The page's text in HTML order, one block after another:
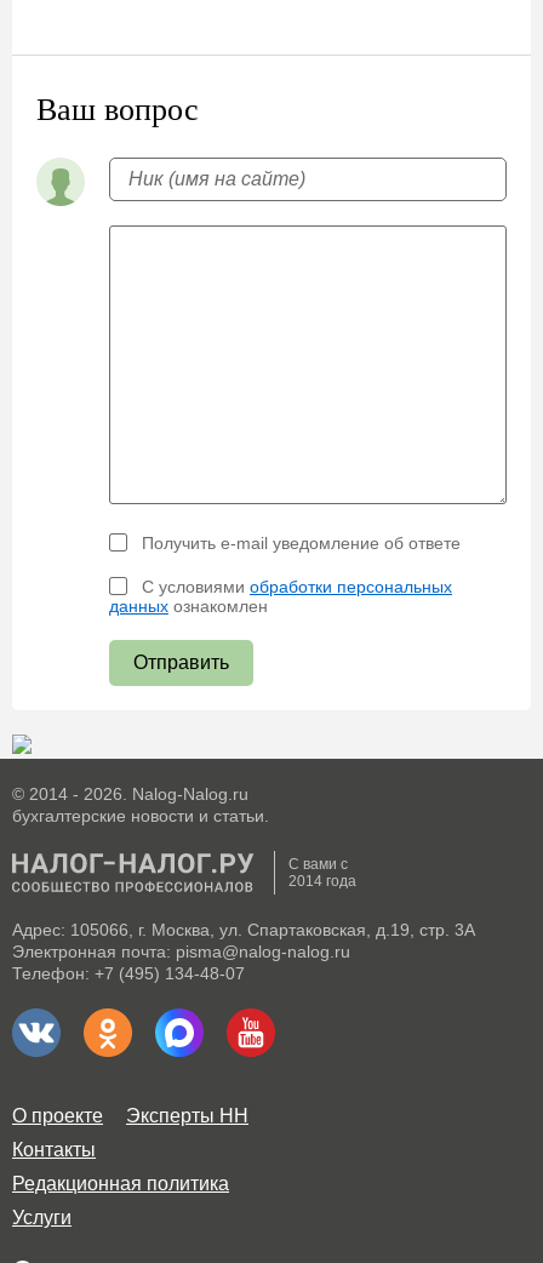
Ваш вопрос
Получить e-mail уведомление об ответе
С условиями обработки персональных
данных ознакомлен
Отправить
© 2014 - 2026. Nalog-Nalog.ru
бухгалтерские новости и статьи.
С вами с
2014 года
Адрес: 105066, г. Москва, ул. Спартаковская, д.19, стр. 3А
Электронная почта: pisma@nalog-nalog.ru
Телефон: +7 (495) 134-48-07
О проекте
Эксперты НН
Контакты
Редакционная политика
Услуги